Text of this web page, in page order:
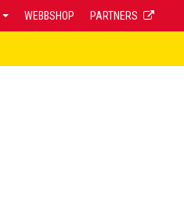
WEBBSHOP PARTNERS